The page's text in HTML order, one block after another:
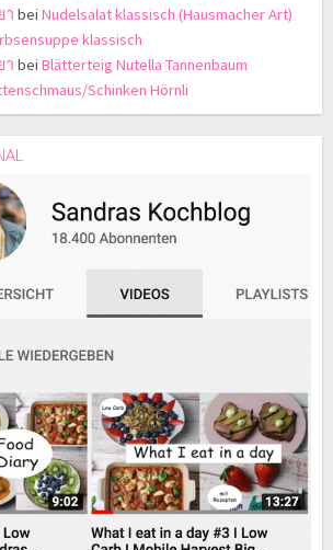
า bei Nudelsalat klassisch (Hausmacher Art)
klassisch
า bei Blätterteig Nutella Tannenbaum
Schinken Hörnli